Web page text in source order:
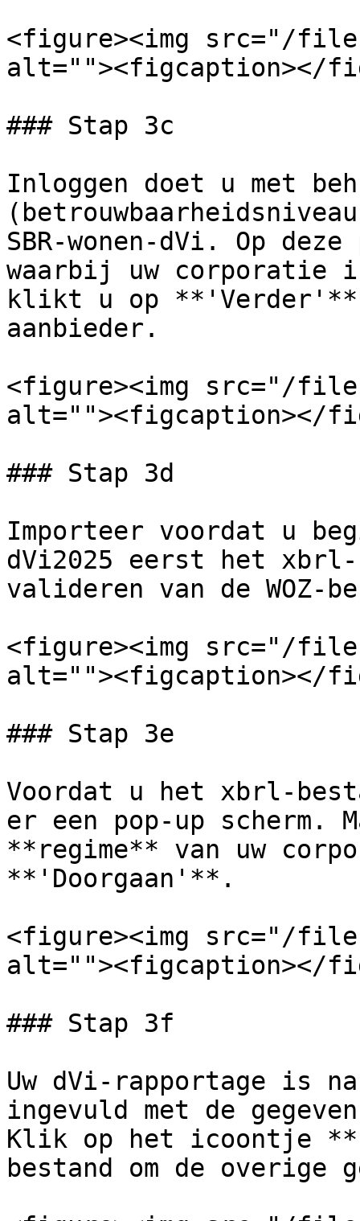
<figure><img src="/files/
alt=""><figcaption></
### Stap 3c
Inloggen doet u met
SBR-wonen-dVi. Op
waarbij uw corporatie
klikt u op
aanbieder.
<figure><img src="/files/
alt=""><figcaption></
### Stap 3d
Importeer voordat u
dVi2025 eerst het
valideren van de WOZ-
<figure><img src="/
alt=""><figcaption></
### Stap 3e
Voordat u het xbrl-
er een pop-up scherm.
**regime** van uw
**'Doorgaan'**.
<figure><img src="/files/
alt=""><figcaption></
### Stap 3f
Uw dVi-rapportage is
ingevuld met de
Klik op het icoontje
bestand om de